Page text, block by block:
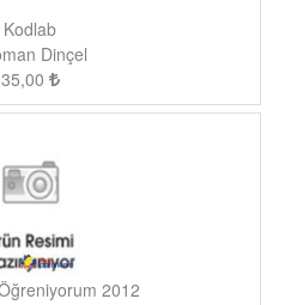
Kodlab
Dinçel
35,00
2012